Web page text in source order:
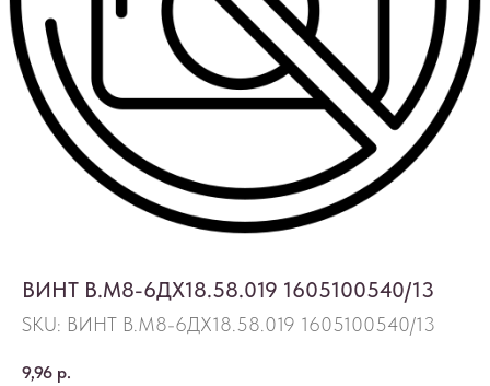
ВИНТ В.М8-6ДХ18.58.019 1605100540/13
SKU: ВИНТ В.М8-6ДХ18.58.019 1605100540/13
9,96 р.